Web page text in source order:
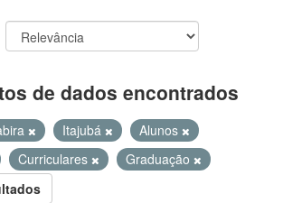
de dados encontrados
Itajubá
Alunos
Curriculares
Graduação